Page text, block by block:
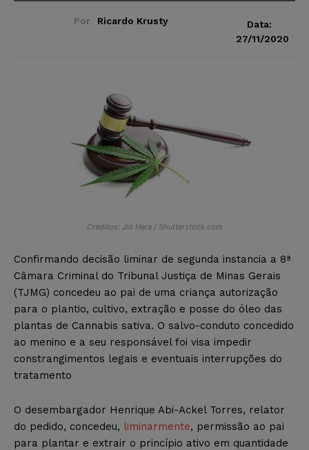
Por Ricardo Krusty
Data:
27/11/2020
Créditos: Jiri Hera / Shutterstock.com
Confirmando decisão liminar de segunda instancia a 8ª
Câmara Criminal do Tribunal Justiça de Minas Gerais
(TJMG) concedeu ao pai de uma criança autorização
para o plantio, cultivo, extração e posse do óleo das
plantas de Cannabis sativa. O salvo-conduto concedido
ao menino e a seu responsável foi visa impedir
constrangimentos legais e eventuais interrupções do
tratamento
O desembargador Henrique Abi-Ackel Torres, relator
do pedido, concedeu, liminarmente, permissão ao pai
para plantar e extrair o princípio ativo em quantidade